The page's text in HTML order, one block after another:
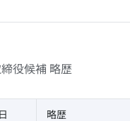
締役候補 略歴
略歴